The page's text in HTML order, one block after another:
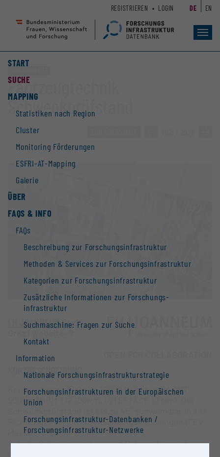
Seiteninhalt
Accesskey
Hauptnavigation
Accesskey
START
SUCHE
MAPPING
Statistiken nach Region
Cluster
Monitoring Förderungen
ESFRI-AT-Mapping
Galerie
ÜBER
FAQS & INFO
FAQs
Beschreibung zur Forschungs­infrastruktur
Methoden & Services zur Forschungs­infrastruktur
Kategorien zur Forschungs­infrastruktur
Zusätzliche Informationen zur Forschungs­
infrastruktur
Suchmaschine: Fragen zur Suche
Kontakt
Information
Nationale Forschungs­infrastruktur­strategie
Forschungs­infrastrukturen in der Europäischen
Union
Forschungs­infrastruktur-Datenbanken /
Forschungs­infrastruktur-Netzwerke
BMBWF-Forschungsinfrastruktur-Datenbank:
REGISTRIEREN LOGIN DE EN
Fahrzeugtechnik
Schwenkprüfstand
FH JOANNEUM Graz
KURZBESCHREIBUNG
Konfiguration: 200 kW, 10000 U/min, HBM T10F
500Nm (HBM T12 100Nm, INTERFACE 10 Nm). Der
Richtungen für Ölverschäumungsmessungen (FEV-
Messgerät),
Automatisierungssystem und Datenerfassung